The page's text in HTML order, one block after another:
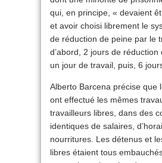
qui, en principe, « devaient
et avoir choisi librement le
de réduction de peine par le
d’abord, 2 jours de
un jour de travail, puis, 6
Alberto Barcena précise que
ont effectué les mêmes
travailleurs libres, dans des
identiques de salaires,
nourritures. Les détenus et
libres étaient tous